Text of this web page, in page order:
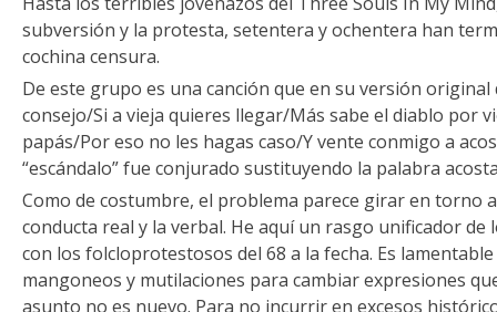
subversión y la protesta, setentera y ochentera han
cochina censura.
De este grupo es una canción que en su versión original
consejo/Si a vieja quieres llegar/Más sabe el diablo por
papás/Por eso no les hagas caso/Y vente conmigo a
“escándalo” fue conjurado sustituyendo la palabra
Como de costumbre, el problema parece girar en torno
conducta real y la verbal. He aquí un rasgo unificador
con los folcloprotestosos del 68 a la fecha. Es
mangoneos y mutilaciones para cambiar expresiones
asunto no es nuevo. Para no incurrir en excesos